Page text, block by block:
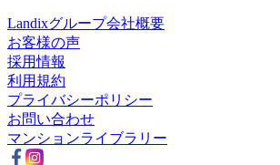
Landixグループ会社概要
お客様の声
採用情報
利用規約
プライバシーポリシー
お問い合わせ
マンションライブラリー